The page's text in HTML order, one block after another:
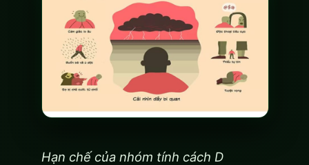
Hạn chế của nhóm tính cách D